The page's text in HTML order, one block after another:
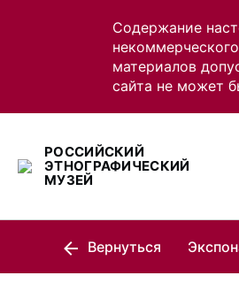
Содержание
материалов
сайта не может
РОССИЙСКИЙ
ЭТНОГРАФИЧЕСКИЙ
МУЗЕЙ
Вернуться